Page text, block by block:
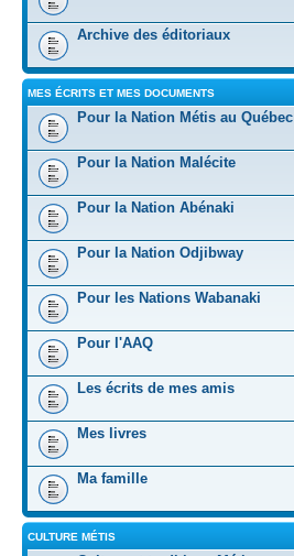
Archive des éditoriaux
MES ÉCRITS ET MES DOCUMENTS
Pour la Nation Métis au Québec
Pour la Nation Malécite
Pour la Nation Abénaki
Pour la Nation Odjibway
Pour les Nations Wabanaki
Pour l'AAQ
Les écrits de mes amis
Mes livres
Ma famille
CULTURE MÉTIS